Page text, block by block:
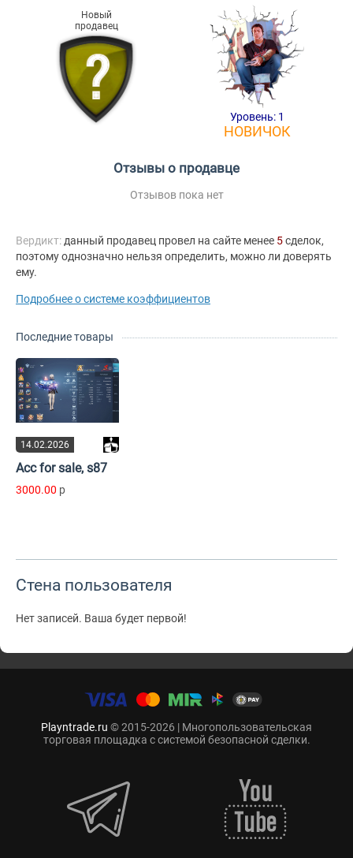
Новый
продавец
Уровень: 1
НОВИЧОК
Отзывы о продавце
Отзывов пока нет
Вердикт: данный продавец провел на сайте менее 5сделок,
поэтому однозначно нельзя определить, можно ли доверять
ему.
Подробнее о системе коэффициентов
Последние товары
14.02.2026
Acc for sale, s87
3000.00 p
Стена пользователя
Нет записей. Ваша будет первой!
Playntrade.ru © 2015-2026 | Многопользовательская
торговая площадка с системой безопасной сделки.